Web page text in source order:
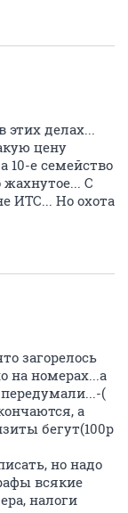
этих делах...
цену
10-е семейство
С
ИТС... Но охота
загорелось
на номерах...а
(
а
бегут(100р
но надо
всякие
налоги